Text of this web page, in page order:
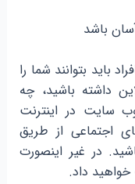
باید بتوانند شما را
داشته باشید، چه
سایت در اینترنت
اجتماعی از طریق
در غیر اینصورت
خواهید داد.